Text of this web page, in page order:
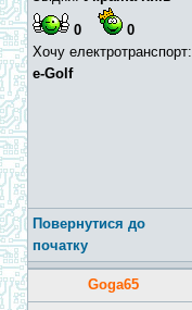
0
0
Хочу електротранспорт:
e-Golf
Повернутися до
початку
Goga65